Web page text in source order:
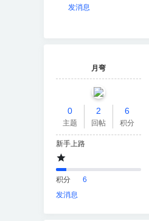
发消息
月弯
0
主题
2
回帖
6
积分
新手上路
积分
6
发消息